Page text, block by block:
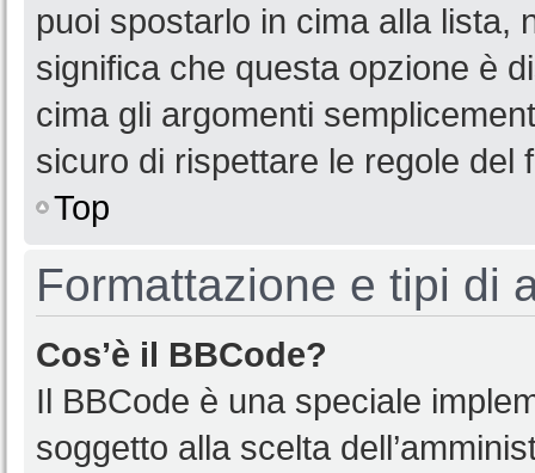
puoi spostarlo in cima alla lista,
significa che questa opzione è
cima gli argomenti
sicuro di rispettare le regole del
Top
Formattazione e tipi di
Cos’è il BBCode?
Il BBCode è una speciale
soggetto alla scelta